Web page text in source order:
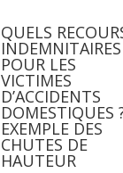
QUELS
INDEMNITAIRES
POUR LES
VICTIMES
D’ACCIDENTS
DOMESTIQUES
EXEMPLE DES
CHUTES DE
HAUTEUR